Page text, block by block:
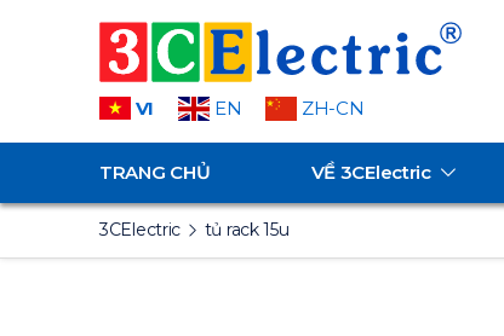
VI EN ZH-CN
TRANG CHỦ VỀ 3CElectric
3CElectric tủ rack 15u